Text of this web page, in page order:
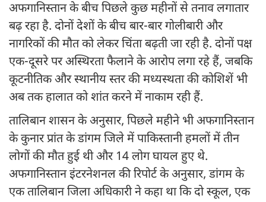
अफगानिस्तान के बीच पिछले कुछ महीनों से तनाव लगातार
बढ़ रहा है. दोनों देशों के बीच बार-बार गोलीबारी और
नागरिकों की मौत को लेकर चिंता बढ़ती जा रही है. दोनों पक्ष
एक-दूसरे पर अस्थिरता फैलाने के आरोप लगा रहे हैं, जबकि
कूटनीतिक और स्थानीय स्तर की मध्यस्थता की कोशिशें भी
अब तक हालात को शांत करने में नाकाम रही हैं.
तालिबान शासन के अनुसार, पिछले महीने भी अफगानिस्तान
के कुनार प्रांत के डांगम ज‍िले में पाकिस्तानी हमलों में तीन
लोगों की मौत हुई थी और 14 लोग घायल हुए थे.
अफगानिस्तान इंटरनेशनल की रिपोर्ट के अनुसार, डांगम के
एक तालिबान ज‍िला अधिकारी ने कहा था कि दो स्कूल, एक